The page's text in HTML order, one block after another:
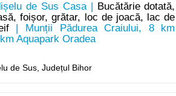
de Sus Casa |
Bucătărie dotată,
foișor, grătar, loc de joacă, lac de
| Munții Pădurea Craiului, 8 km
Aquapark Oradea
de Sus, Județul Bihor